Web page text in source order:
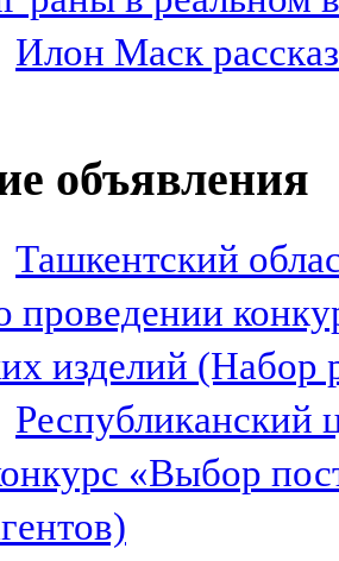
Илон Маск
объявления
Ташкентский
проведении
изделий (Набор
«Выбор